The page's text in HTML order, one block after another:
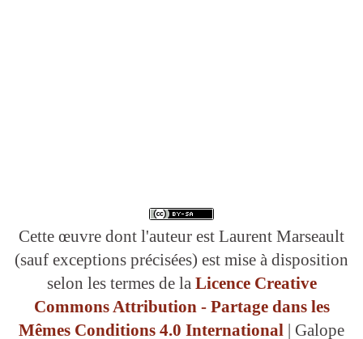
Cette œuvre dont l'auteur est Laurent Marseault
(sauf exceptions précisées) est mise à disposition
selon les termes de la Licence Creative
Commons Attribution - Partage dans les
Mêmes Conditions 4.0 International | Galope